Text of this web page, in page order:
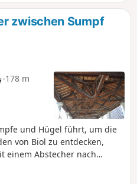
zwischen Sumpf
-178 m
und Hügel führt, um die
von Biol zu entdecken,
einem Abstecher nach